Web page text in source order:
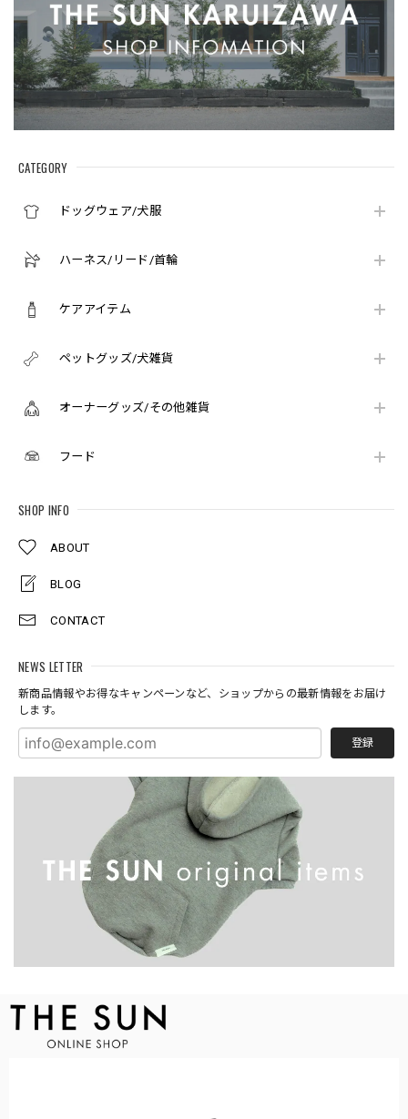
CATEGORY
ドッグウェア/犬服
ハーネス/リード/首輪
ケアアイテム
ペットグッズ/犬雑貨
オーナーグッズ/その他雑貨
フード
SHOP INFO
ABOUT
BLOG
CONTACT
NEWS LETTER
新商品情報やお得なキャンペーンなど、ショップからの最新情報をお届け
します。
登録